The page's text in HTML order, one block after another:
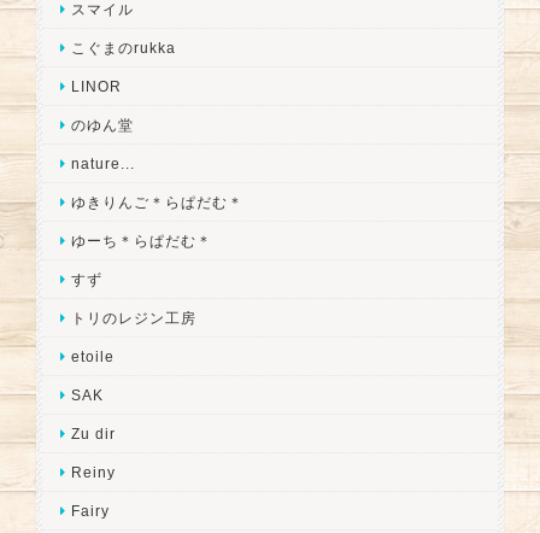
スマイル
こぐまのrukka
LINOR
のゆん堂
nature...
ゆきりんご＊らぱだむ＊
ゆーち＊らぱだむ＊
すず
トリのレジン工房
etoile
SAK
Zu dir
Reiny
Fairy